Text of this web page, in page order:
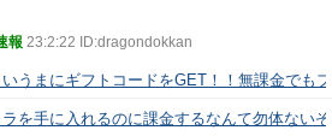
報 23:2:22 ID:dragondokkan
いうまにギフトコードをGET！！無課金でも
ラを手に入れるのに課金するなんて勿体ない